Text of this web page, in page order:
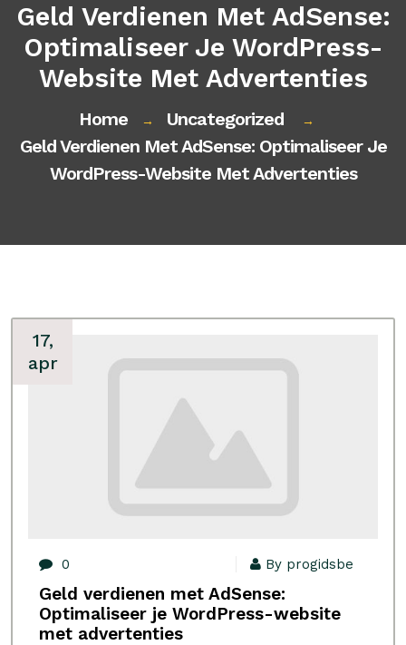
Geld Verdienen Met AdSense:
Optimaliseer Je WordPress-
Website Met Advertenties
Home → Uncategorized →
Geld Verdienen Met AdSense: Optimaliseer Je
WordPress-Website Met Advertenties
17,
apr
0 By progidsbe
Geld verdienen met AdSense:
Optimaliseer je WordPress-website
met advertenties